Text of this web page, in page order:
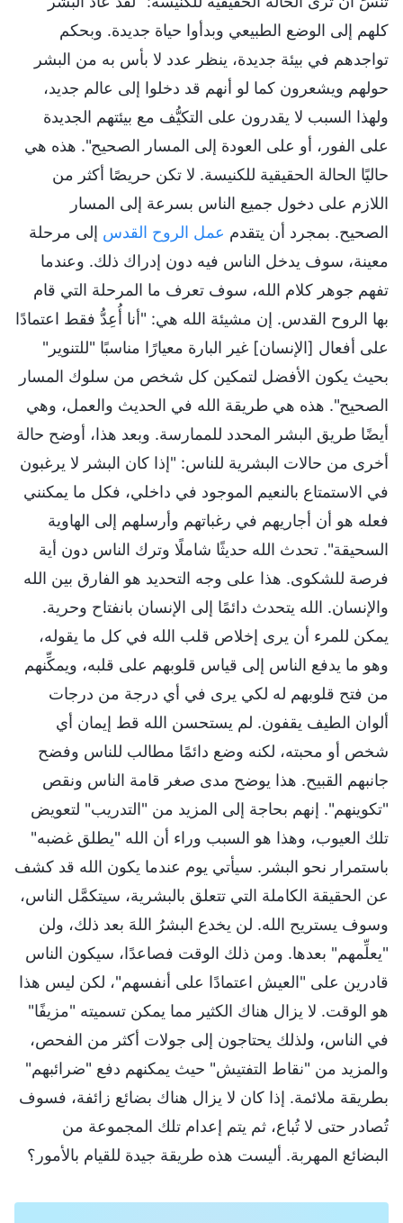
كلهم إلى الوضع الطبيعي وبدأوا حياة جديدة. وبحكم
تواجدهم في بيئة جديدة، ينظر عدد لا بأس به من البشر
حولهم ويشعرون كما لو أنهم قد دخلوا إلى عالم جديد،
ولهذا السبب لا يقدرون على التكيُّف مع بيئتهم الجديدة
على الفور، أو على العودة إلى المسار الصحيح". هذه هي
حاليًا الحالة الحقيقية للكنيسة. لا تكن حريصًا أكثر من
اللازم على دخول جميع الناس بسرعة إلى المسار
الصحيح. بمجرد أن يتقدم عمل الروح القدس إلى مرحلة
معينة، سوف يدخل الناس فيه دون إدراك ذلك. وعندما
تفهم جوهر كلام الله، سوف تعرف ما المرحلة التي قام
بها الروح القدس. إن مشيئة الله هي: "أنا أُعِدُّ فقط اعتمادًا
على أفعال [الإنسان] غير البارة معيارًا مناسبًا "للتنوير"
بحيث يكون الأفضل لتمكين كل شخص من سلوك المسار
الصحيح". هذه هي طريقة الله في الحديث والعمل، وهي
أيضًا طريق البشر المحدد للممارسة. وبعد هذا، أوضح حالة
أخرى من حالات البشرية للناس: "إذا كان البشر لا يرغبون
في الاستمتاع بالنعيم الموجود في داخلي، فكل ما يمكنني
فعله هو أن أجاريهم في رغباتهم وأرسلهم إلى الهاوية
السحيقة". تحدث الله حديثًا شاملًا وترك الناس دون أية
فرصة للشكوى. هذا على وجه التحديد هو الفارق بين الله
والإنسان. الله يتحدث دائمًا إلى الإنسان بانفتاح وحرية.
يمكن للمرء أن يرى إخلاص قلب الله في كل ما يقوله،
وهو ما يدفع الناس إلى قياس قلوبهم على قلبه، ويمكِّنهم
من فتح قلوبهم له لكي يرى في أي درجة من درجات
ألوان الطيف يقفون. لم يستحسن الله قط إيمان أي
شخص أو محبته، لكنه وضع دائمًا مطالب للناس وفضح
جانبهم القبيح. هذا يوضح مدى صغر قامة الناس ونقص
"تكوينهم". إنهم بحاجة إلى المزيد من "التدريب" لتعويض
تلك العيوب، وهذا هو السبب وراء أن الله "يطلق غضبه"
باستمرار نحو البشر. سيأتي يوم عندما يكون الله قد كشف
عن الحقيقة الكاملة التي تتعلق بالبشرية، سيتكمَّل الناس،
وسوف يستريح الله. لن يخدع البشرُ اللهَ بعد ذلك، ولن
"يعلِّمهم" بعدها. ومن ذلك الوقت فصاعدًا، سيكون الناس
قادرين على "العيش اعتمادًا على أنفسهم"، لكن ليس هذا
هو الوقت. لا يزال هناك الكثير مما يمكن تسميته "مزيفًا"
في الناس، ولذلك يحتاجون إلى جولات أكثر من الفحص،
والمزيد من "نقاط التفتيش" حيث يمكنهم دفع "ضرائبهم"
بطريقة ملائمة. إذا كان لا يزال هناك بضائع زائفة، فسوف
تُصادر حتى لا تُباع، ثم يتم إعدام تلك المجموعة من
البضائع المهربة. أليست هذه طريقة جيدة للقيام بالأمور؟